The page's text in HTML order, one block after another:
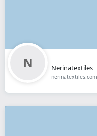
Nerinatextiles
nerinatextiles.com